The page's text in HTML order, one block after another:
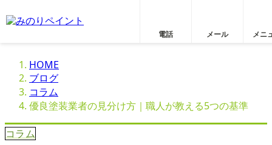
電話 メール メニ
HOME
ブログ
コラム
優良塗装業者の見分け方｜職人が教える5つの基準
コラム